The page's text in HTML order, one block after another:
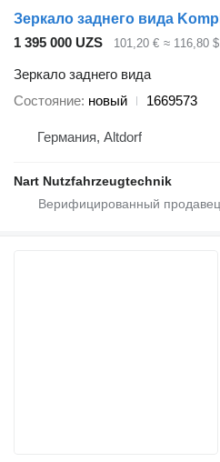
1 395 000 UZS 101,20 € ≈ 116,80 $
Зеркало заднего вида
Состояние новый 1669573
Германия, Altdorf
Nart Nutzfahrzeugtechnik